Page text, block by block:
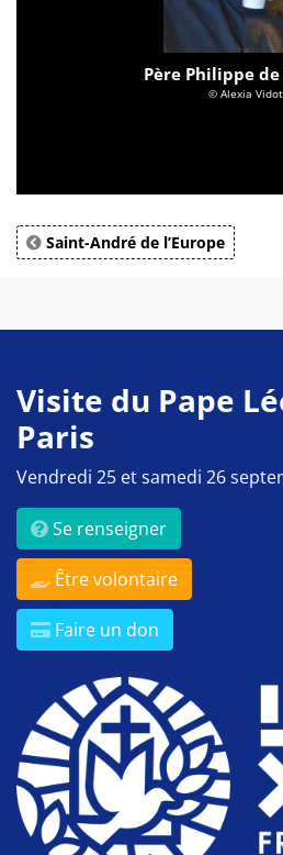
Père Philippe
© Alexia Vidot
Saint-André de l’Europe
Visite du Pape
Paris
Vendredi 25 et samedi 26
Se renseigner
Être volontaire
Faire un don